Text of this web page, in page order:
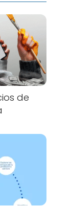
de